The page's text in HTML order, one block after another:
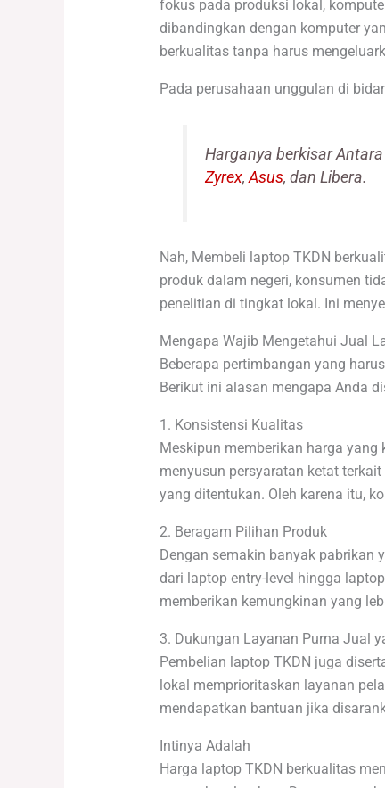
fokus pada produksi lokal,
dibandingkan dengan komputer
berkualitas tanpa harus
Pada perusahaan unggulan di
Harganya berkisar
Zyrex,Asus, dan Libera.
Nah, Membeli laptop TKDN
produk dalam negeri, konsumen
penelitian di tingkat lokal. Ini
Mengapa Wajib Mengetahui Jual
Beberapa pertimbangan yang
Berikut ini alasan mengapa Anda
1. Konsistensi Kualitas
Meskipun memberikan harga
menyusun persyaratan ketat
yang ditentukan. Oleh karena itu,
2. Beragam Pilihan Produk
Dengan semakin banyak pabrikan
dari laptop entry-level hingga
memberikan kemungkinan yang
3. Dukungan Layanan Purna Jual
Pembelian laptop TKDN juga
lokal memprioritaskan layanan
mendapatkan bantuan jika
Intinya Adalah
Harga laptop TKDN berkualitas